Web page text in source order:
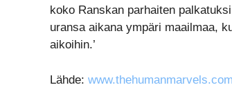
koko Ranskan parhaiten
uransa aikana ympäri maailmaa,
aikoihin.’
Lähde: www.thehumanmarvels.com